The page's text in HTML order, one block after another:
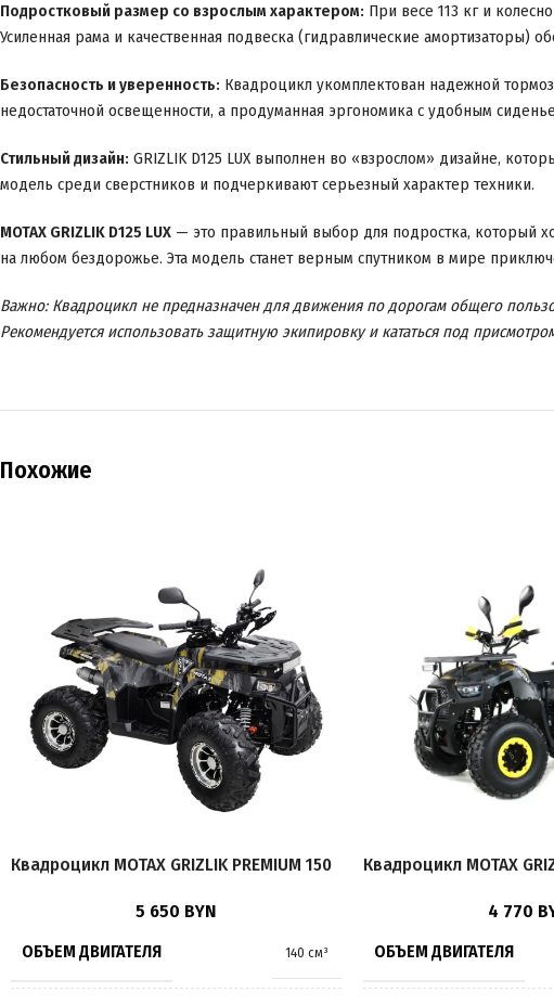
Подростковый размер со взрослым характером: При весе 113 кг и
Усиленная рама и качественная подвеска (гидравлические амортизаторы)
Безопасность и уверенность: Квадроцикл укомплектован надежной
недостаточной освещенности, а продуманная эргономика с удобным
Стильный дизайн: GRIZLIK D125 LUX выполнен во «взрослом» дизайне,
модель среди сверстников и подчеркивают серьезный характер техники.
MOTAX GRIZLIK D125 LUX — это правильный выбор для подростка, который
на любом бездорожье. Эта модель станет верным спутником в мире
Важно: Квадроцикл не предназначен для движения по дорогам общего
Рекомендуется использовать защитную экипировку и кататься под
Похожие
Квадроцикл MOTAX GRIZLIK PREMIUM 150
5 650 BYN
ОБЪЕМ ДВИГАТЕЛЯ 140 см³
Квадроцикл MOTAX
4 770
ОБЪЕМ ДВИГАТЕЛЯ